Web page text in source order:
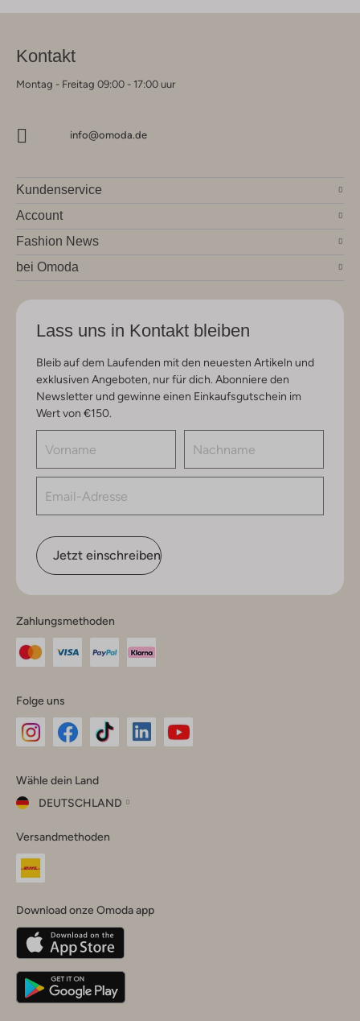
Kontakt
Montag - Freitag 09:00 - 17:00 uur
info@omoda.de
Kundenservice
Account
Fashion News
bei Omoda
Lass uns in Kontakt bleiben
Bleib auf dem Laufenden mit den neuesten Artikeln und
exklusiven Angeboten, nur für dich. Abonniere den
Newsletter und gewinne einen Einkaufsgutschein im
Wert von €150.
Jetzt einschreiben
Zahlungsmethoden
Folge uns
Instagram
Facebook
TikTok
Wähle dein Land
DEUTSCHLAND
dein
Land
Belgique(Français)
Deutschland
Versandmethoden
Download onze Omoda app